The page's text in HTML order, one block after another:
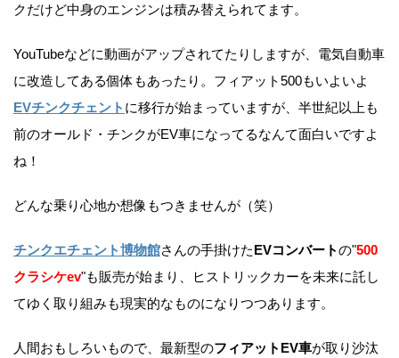
クだけど中身のエンジンは積み替えられてます。
YouTubeなどに動画がアップされてたりしますが、電気自動車
に改造してある個体もあったり。フィアット500もいよいよ
EVチンクチェント に移行が始まっていますが、半世紀以上も
前のオールド・チンクがEV車になってるなんて面白いですよ
ね！
どんな乗り心地か想像もつきませんが（笑）
チンクエチェント博物館さんの手掛けたEVコンバートの"500
クラシケev"も販売が始まり、ヒストリックカーを未来に託し
てゆく取り組みも現実的なものになりつつあります。
人間おもしろいもので、最新型のフィアットEV車が取り沙汰